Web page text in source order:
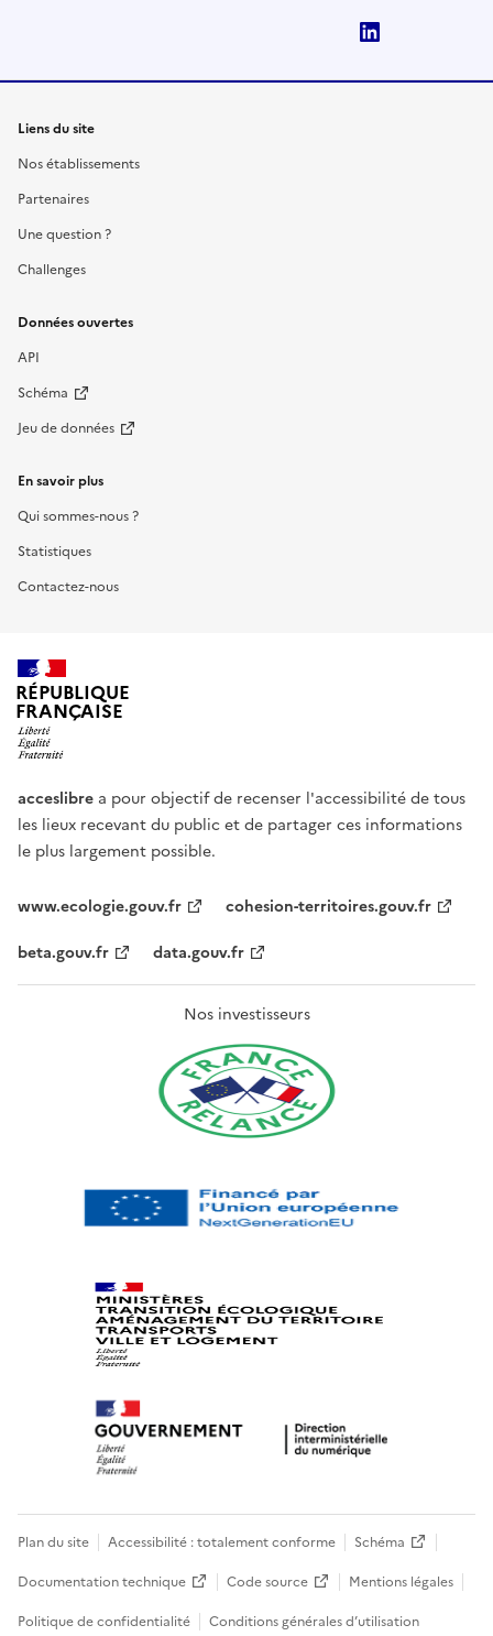
Liens du site
Nos établissements
Partenaires
Une question ?
Challenges
Données ouvertes
API
Schéma
Jeu de données
En savoir plus
Qui sommes-nous ?
Statistiques
Contactez-nous
RÉPUBLIQUE
FRANÇAISE
acceslibre a pour objectif de recenser l'accessibilité de tous
les lieux recevant du public et de partager ces informations
le plus largement possible.
www.ecologie.gouv.fr
cohesion-territoires.gouv.fr
beta.gouv.fr
data.gouv.fr
Nos investisseurs
Plan du site Accessibilité : totalement conforme
Schéma
Documentation technique
Code source
Mentions légales
Politique de confidentialité
Conditions générales d’utilisation